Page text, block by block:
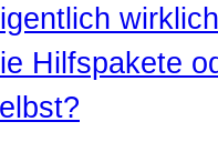
Hilfspakete